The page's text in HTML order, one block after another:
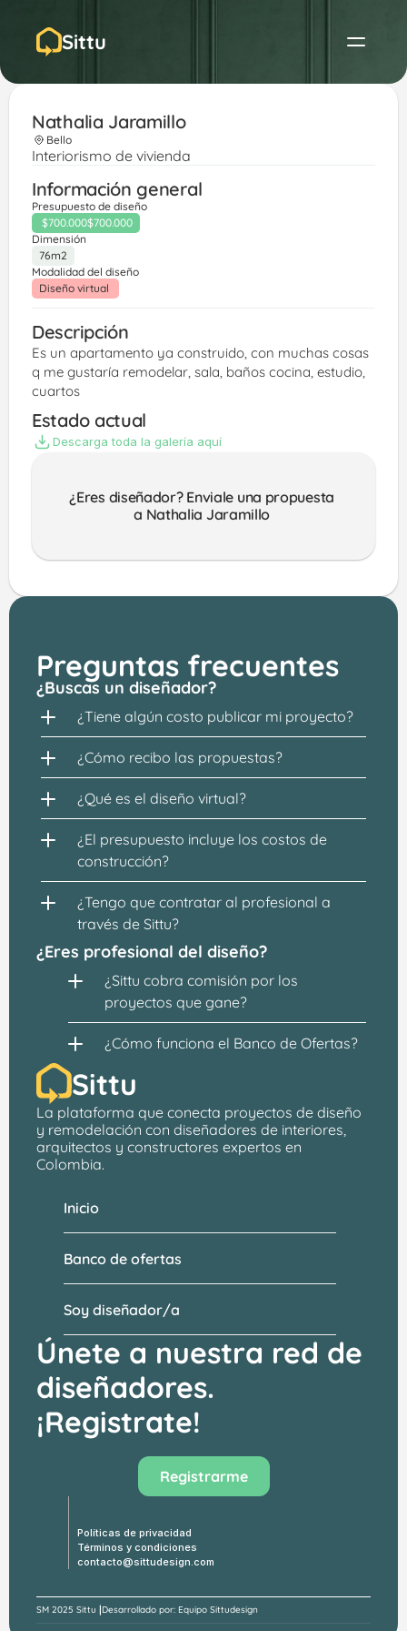
Sittu
Nathalia Jaramillo
Bello
Interiorismo de vivienda
Información general
Presupuesto de diseño
$700.000$700.000
Dimensión
76m2
Modalidad del diseño
Diseño virtual
Descripción
Es un apartamento ya construido, con muchas cosas
q me gustaría remodelar, sala, baños cocina, estudio,
cuartos
Estado actual
Descarga toda la galería aquí
¿Eres diseñador? Enviale una propuesta
a Nathalia Jaramillo
Preguntas frecuentes
¿Buscas un diseñador?
¿Tiene algún costo publicar mi proyecto?
¿Cómo recibo las propuestas?
¿Qué es el diseño virtual?
¿El presupuesto incluye los costos de
construcción?
¿Tengo que contratar al profesional a
través de Sittu?
¿Eres profesional del diseño?
¿Sittu cobra comisión por los
proyectos que gane?
¿Cómo funciona el Banco de Ofertas?
Sittu
La plataforma que conecta proyectos de diseño
y remodelación con diseñadores de interiores,
arquitectos y constructores expertos en
Colombia.
Banco de ofertas
Soy diseñador/a
Inicio
Únete a nuestra red de
diseñadores.
¡Registrate!
Registrarme
Políticas de privacidad
Términos y condiciones
contacto@sittudesign.com
SM 2025 Sittu |Desarrollado por: Equipo Sittudesign